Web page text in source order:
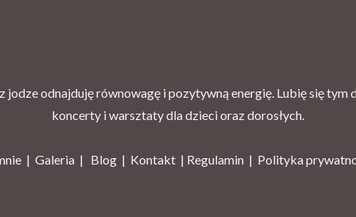
jodze odnajduję równowagę i pozytywną energię. Lubię się tym
koncerty i warsztaty dla dzieci oraz dorosłych.
| Galeria | Blog | Kontakt | Regulamin | Polityka